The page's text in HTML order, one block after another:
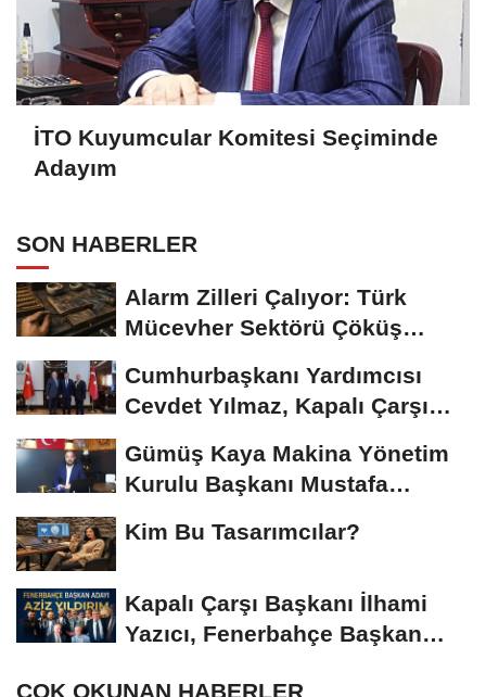
İTO Kuyumcular Komitesi Seçiminde
Adayım
SON HABERLER
Alarm Zilleri Çalıyor: Türk
Mücevher Sektörü Çöküş
Cumhurbaşkanı Yardımcısı
Cevdet Yılmaz, Kapalı Çarşı
Gümüş Kaya Makina Yönetim
Kurulu Başkanı Mustafa
Kim Bu Tasarımcılar?
Kapalı Çarşı Başkanı İlhami
Yazıcı, Fenerbahçe Başkan
ÇOK OKUNAN HABERLER